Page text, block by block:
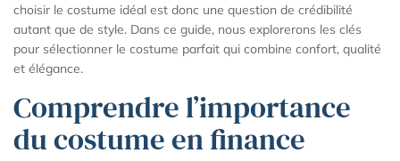
choisir le costume idéal est donc une question de crédibilité
autant que de style. Dans ce guide, nous explorerons les clés
pour sélectionner le costume parfait qui combine confort, qualité
et élégance.
Comprendre l’importance
du costume en finance